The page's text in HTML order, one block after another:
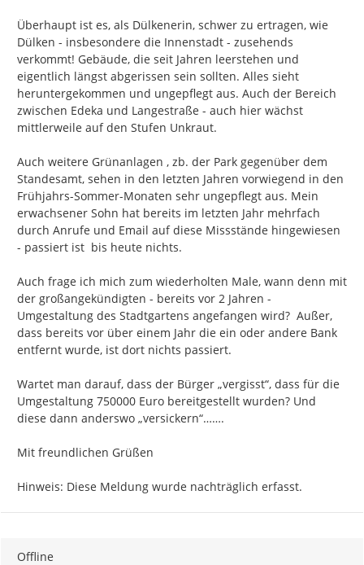
Überhaupt ist es, als Dülkenerin, schwer zu ertragen, wie
Dülken - insbesondere die Innenstadt - zusehends
verkommt! Gebäude, die seit Jahren leerstehen und
eigentlich längst abgerissen sein sollten. Alles sieht
heruntergekommen und ungepflegt aus. Auch der Bereich
zwischen Edeka und Langestraße - auch hier wächst
mittlerweile auf den Stufen Unkraut.
Auch weitere Grünanlagen , zb. der Park gegenüber dem
Standesamt, sehen in den letzten Jahren vorwiegend in den
Frühjahrs-Sommer-Monaten sehr ungepflegt aus. Mein
erwachsener Sohn hat bereits im letzten Jahr mehrfach
durch Anrufe und Email auf diese Missstände hingewiesen
- passiert ist  bis heute nichts.
Auch frage ich mich zum wiederholten Male, wann denn mit
der großangekündigten - bereits vor 2 Jahren -
Umgestaltung des Stadtgartens angefangen wird?  Außer,
dass bereits vor über einem Jahr die ein oder andere Bank
entfernt wurde, ist dort nichts passiert.
Wartet man darauf, dass der Bürger „vergisst“, dass für die
Umgestaltung 750000 Euro bereitgestellt wurden? Und
diese dann anderswo „versickern“…….
Mit freundlichen Grüßen
Hinweis: Diese Meldung wurde nachträglich erfasst.
Offline